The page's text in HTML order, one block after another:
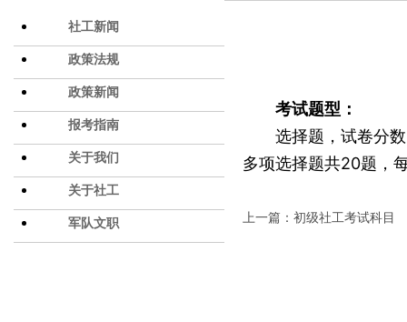
社工新闻
政策法规
政策新闻
报考指南
关于我们
关于社工
军队文职
考试题型：
选择题，试卷分
多项选择题共20题，
上一篇：初级社工考试科目